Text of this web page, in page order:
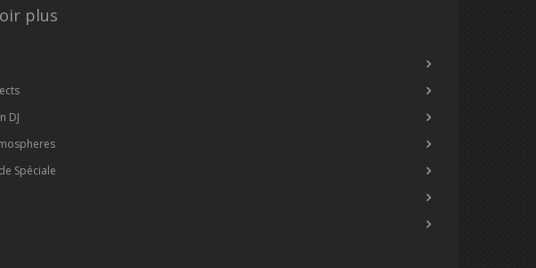
plus
DJ
Spéciale